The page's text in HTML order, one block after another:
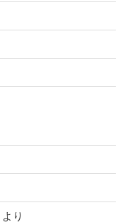
より